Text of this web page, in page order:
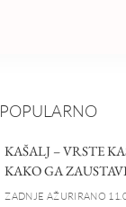
POPULARNO
KAŠALJ – VRSTE
KAKO GA
ZADNJE AŽURIRANO